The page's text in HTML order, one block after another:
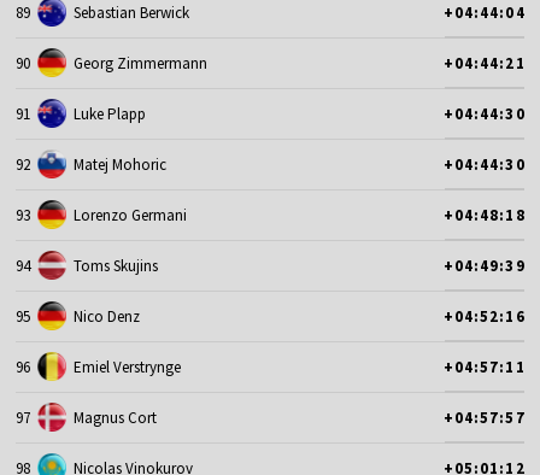
89 Sebastian Berwick +04:44:04
90 Georg Zimmermann +04:44:21
91 Luke Plapp +04:44:30
92 Matej Mohoric +04:44:30
93 Lorenzo Germani +04:48:18
94 Toms Skujins +04:49:39
95 Nico Denz +04:52:16
96 Emiel Verstrynge +04:57:11
97 Magnus Cort +04:57:57
98 Nicolas Vinokurov +05:01:12